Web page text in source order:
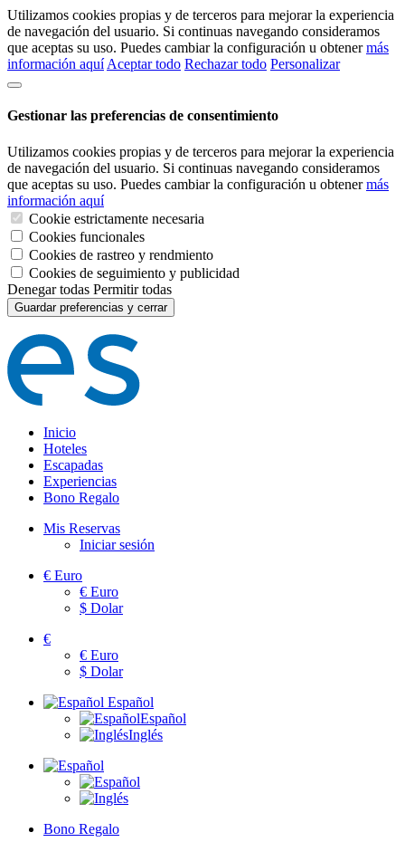
Utilizamos cookies propias y de terceros para mejorar la experiencia
de navegación del usuario. Si continuas navegando consideramos
que aceptas su uso. Puedes cambiar la configuración u obtenermás
información aquí Aceptar todo Rechazar todo Personalizar
Gestionar las preferencias de consentimiento
Utilizamos cookies propias y de terceros para mejorar la experiencia
de navegación del usuario. Si continuas navegando consideramos
que aceptas su uso. Puedes cambiar la configuración u obtenermás
información aquí
Cookie estrictamente necesaria
Cookies funcionales
Cookies de rastreo y rendmiento
Cookies de seguimiento y publicidad
Denegar todas Permitir todas
Guardar preferencias y cerrar
Inicio
Hoteles
Escapadas
Experiencias
Bono Regalo
Mis Reservas
Iniciar sesión
€ Euro
€ Euro
$ Dolar
€
€ Euro
$ Dolar
Español
Español
Inglés
Bono Regalo